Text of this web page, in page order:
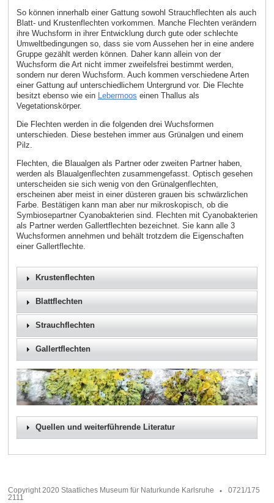
So können innerhalb einer Gattung sowohl Strauchflechten als auch
Blatt- und Krustenflechten vorkommen. Manche Flechten verändern
ihre Wuchsform in ihrer Entwicklung durch gute oder schlechte
Umweltbedingungen so, dass sie vom Aussehen her in eine andere
Gruppe gezählt werden können. Daher kann allein von der
Wuchsform die Art nicht immer zweifelsfrei bestimmt werden,
sondern nur deren Wuchsform. Auch kommen verschiedene Arten
einer Gattung auf unterschiedlichem Untergrund vor. Die Flechte
besitzt ebenso wie ein Lebermoos einen Thallus als
Vegetationskörper.
Die Flechten werden in die folgenden drei Wuchsformen
unterschieden. Diese bestehen immer aus Grünalgen und einem
Pilz.
Flechten, die Blaualgen als Partner oder zweiten Partner haben,
werden als Blaualgenflechten zusammengefasst. Optisch gesehen
unterscheiden sie sich wenig von den Grünalgenflechten,
erscheinen aber meist in einer düsteren grauen bis schwärzlichen
Farbe. Bestätigen kann man aber nur mikroskopisch, ob die
Symbiosepartner Cyanobakterien sind. Flechten mit Cyanobakterien
als Partner werden Gallertflechten bezeichnet. Sie kann alle 3
Wuchsformen annehmen und behält trotzdem die Eigenschaften
einer Gallertflechte.
Krustenflechten
Blattflechten
Strauchflechten
Gallertflechten
Quellen und weiterführende Literatur
Copyright 2020 Staatliches Museum für Naturkunde Karlsruhe
0721/175
2111